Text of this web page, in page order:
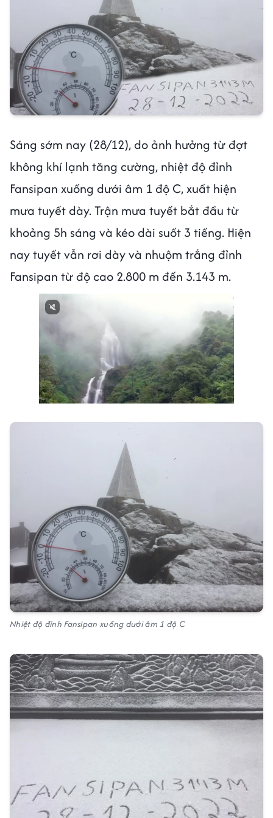
Sáng sớm nay (28/12), do ảnh hưởng từ đợt
không khí lạnh tăng cường, nhiệt độ đỉnh
Fansipan xuống dưới âm 1 độ C, xuất hiện
mưa tuyết dày. Trận mưa tuyết bắt đầu từ
khoảng 5h sáng và kéo dài suốt 3 tiếng. Hiện
nay tuyết vẫn rơi dày và nhuộm trắng đỉnh
Fansipan từ độ cao 2.800 m đến 3.143 m.
Nhiệt độ đỉnh Fansipan xuống dưới âm 1 độ C